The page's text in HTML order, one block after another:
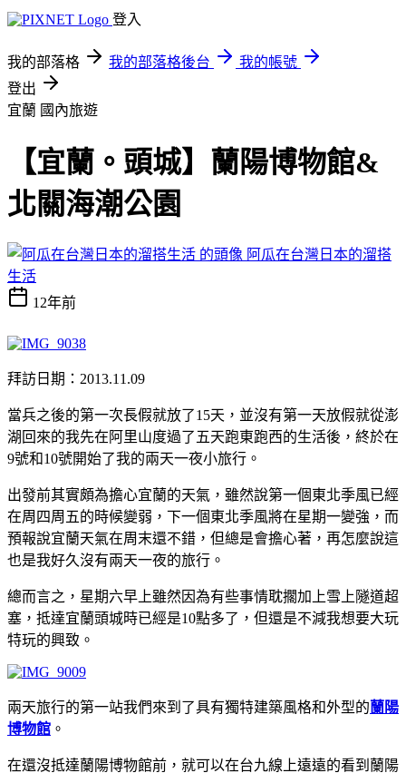
登入
我的部落格 我的部落格後台
我的帳號
登出
宜蘭 國內旅遊
【宜蘭。頭城】蘭陽博物館&
北關海潮公園
阿瓜在台灣日本的溜搭
生活
12年前
拜訪日期：2013.11.09
當兵之後的第一次長假就放了15天，並沒有第一天放假就從澎
湖回來的我先在阿里山度過了五天跑東跑西的生活後，終於在
9號和10號開始了我的兩天一夜小旅行。
出發前其實頗為擔心宜蘭的天氣，雖然說第一個東北季風已經
在周四周五的時候變弱，下一個東北季風將在星期一變強，而
預報說宜蘭天氣在周末還不錯，但總是會擔心著，再怎麼說這
也是我好久沒有兩天一夜的旅行。
總而言之，星期六早上雖然因為有些事情耽擱加上雪上隧道超
塞，抵達宜蘭頭城時已經是10點多了，但還是不減我想要大玩
特玩的興致。
兩天旅行的第一站我們來到了具有獨特建築風格和外型的蘭陽
博物館 。
在還沒抵達蘭陽博物館前，就可以在台九線上遠遠的看到蘭陽